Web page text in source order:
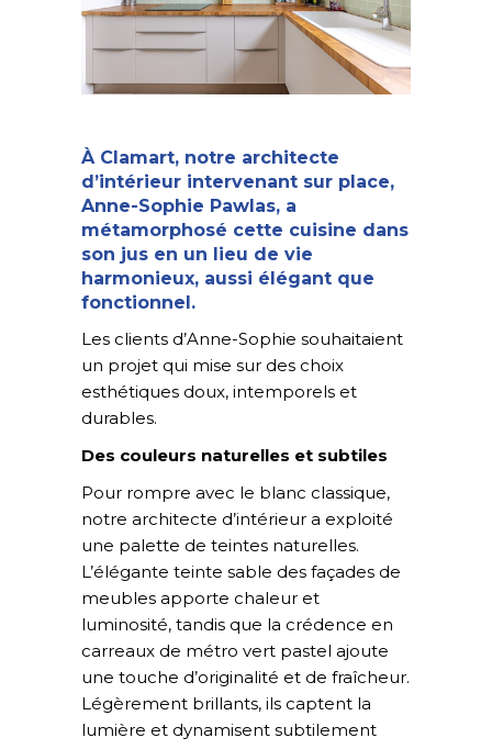
À Clamart, notre architecte
d’intérieur intervenant sur place,
Anne-Sophie Pawlas, a
métamorphosé cette cuisine dans
son jus en un lieu de vie
harmonieux, aussi élégant que
fonctionnel.
Les clients d’Anne-Sophie souhaitaient
un projet qui mise sur des choix
esthétiques doux, intemporels et
durables.
Des couleurs naturelles et subtiles
Pour rompre avec le blanc classique,
notre architecte d’intérieur a exploité
une palette de teintes naturelles.
L’élégante teinte sable des façades de
meubles apporte chaleur et
luminosité, tandis que la crédence en
carreaux de métro vert pastel ajoute
une touche d’originalité et de fraîcheur.
Légèrement brillants, ils captent la
lumière et dynamisent subtilement